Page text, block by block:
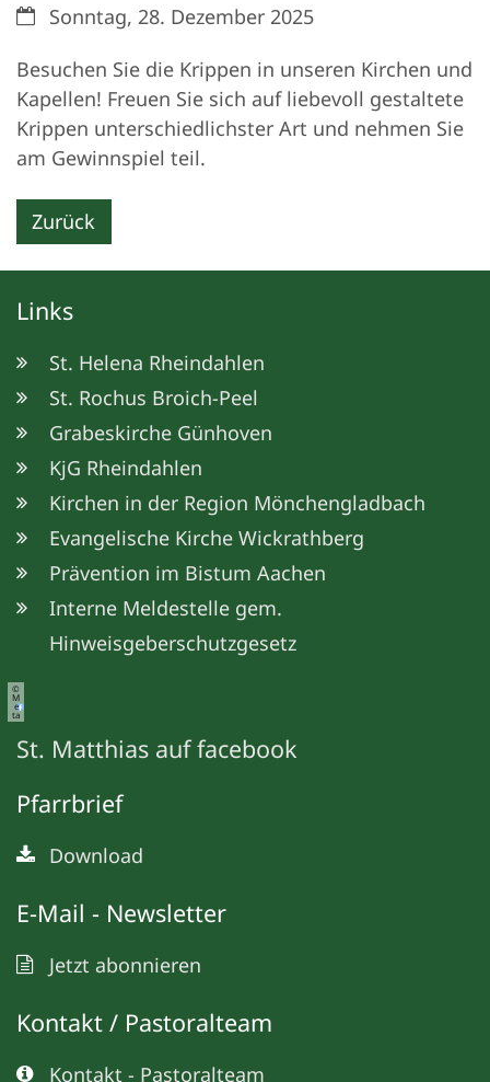
Datum:Sonntag, 28. Dezember 2025
Besuchen Sie die Krippen in unseren Kirchen und
Kapellen! Freuen Sie sich auf liebevoll gestaltete
Krippen unterschiedlichster Art und nehmen Sie
am Gewinnspiel teil.
Zurück
Links
St. Helena Rheindahlen
St. Rochus Broich-Peel
Grabeskirche Günhoven
KjG Rheindahlen
Kirchen in der Region Mönchengladbach
Evangelische Kirche Wickrathberg
Prävention im Bistum Aachen
Interne Meldestelle gem.
Hinweisgeberschutzgesetz
©
M
e
ta
St. Matthias auf facebook
Pfarrbrief
Download
E-Mail - Newsletter
Jetzt abonnieren
Kontakt / Pastoralteam
Kontakt - Pastoralteam